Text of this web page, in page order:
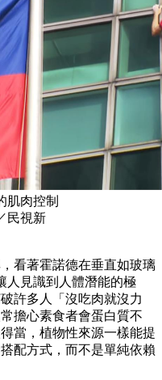
肌肉控制
民視新
看著霍諾德在垂直如玻璃
人見識到人體潛能的極
許多人「沒吃肉就沒力
擔心素食者會蛋白質不
當，植物性來源一樣能提
配方式，而不是單純依賴